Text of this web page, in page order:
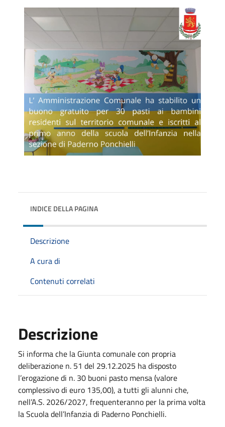
INDICE DELLA PAGINA
Descrizione
A cura di
Contenuti correlati
Descrizione
Si informa che la Giunta comunale con propria
deliberazione n. 51 del 29.12.2025 ha disposto
l’erogazione di n. 30 buoni pasto mensa (valore
complessivo di euro 135,00), a tutti gli alunni che,
nell’A.S. 2026/2027, frequenteranno per la prima volta
la Scuola dell’Infanzia di Paderno Ponchielli.